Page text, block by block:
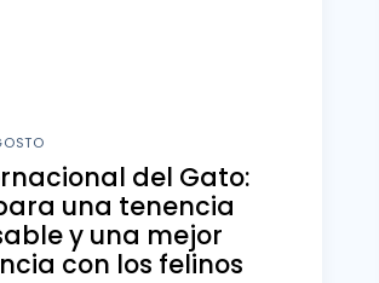
del Gato:
una tenencia
y una mejor
con los felinos